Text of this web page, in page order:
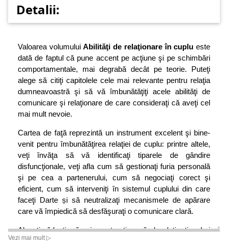
Detalii:
Valoarea volumuluiAbilităţi de relaţionare în cuplueste
dată de faptul că pune accent pe acţiune şi pe schimbări
comportamentale, mai degrabă decât pe teorie. Puteţi
alege să citiţi capitolele cele mai relevante pentru relaţia
dumneavoastră şi să vă îmbunătăţiţi acele abilităţi de
comunicare şi relaţionare de care consideraţi că aveţi cel
mai mult nevoie.
Cartea de faţă reprezintă un instrument excelent şi bine-
venit pentru îmbunătăţirea relaţiei de cuplu: printre altele,
veţi învăţa să vă identificaţi tiparele de gândire
disfuncţionale, veţi afla cum să gestionaţi furia personală
şi pe cea a partenerului, cum să negociaţi corect şi
eficient, cum să interveniţi în sistemul cuplului din care
faceţi Darte și să neutralizaţi mecanismele de apărare
care vă împiedică să desfăşuraţi o comunicare clară.
Alegeţi să luaţi măsuri constructive, să abordaţi raţional şi
practic conflictele şi zonele sensibile ale relaţiei
Vezi mai mult ▷